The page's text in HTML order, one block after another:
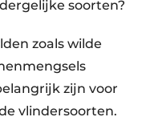
soorten?
zoals wilde
zijn voor
vlindersoorten.